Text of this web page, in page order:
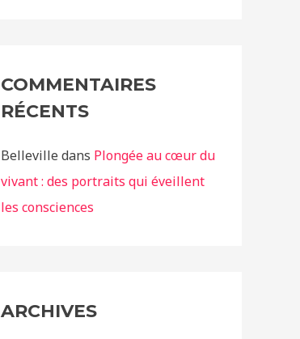
COMMENTAIRES
RÉCENTS
Belleville dans Plongée au cœur du
vivant : des portraits qui éveillent
les consciences
ARCHIVES